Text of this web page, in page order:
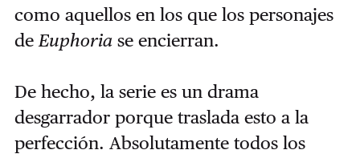
como aquellos en los que los personajes
de Euphoriase encierran.
De hecho, la serie es un drama
desgarrador porque traslada esto a la
perfección. Absolutamente todos los